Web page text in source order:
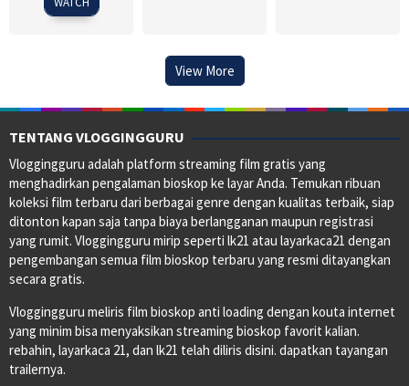
View More
TENTANG VLOGGINGGURU
Vloggingguru adalah platform streaming film gratis yang
menghadirkan pengalaman bioskop ke layar Anda. Temukan ribuan
koleksi film terbaru dari berbagai genre dengan kualitas terbaik, siap
ditonton kapan saja tanpa biaya berlangganan maupun registrasi
yang rumit. Vloggingguru mirip seperti lk21 atau layarkaca21 dengan
pengembangan semua film bioskop terbaru yang resmi ditayangkan
secara gratis.
Vloggingguru meliris film bioskop anti loading dengan kouta internet
yang minim bisa menyaksikan streaming bioskop favorit kalian.
rebahin, layarkaca 21, dan lk21 telah diliris disini. dapatkan tayangan
trailernya.